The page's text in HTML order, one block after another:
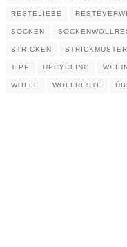
RESTELIEBE
SOCKEN
STRICKEN STRICKMUSTER
TIPP UPCYCLING
WOLLE WOLLRESTE